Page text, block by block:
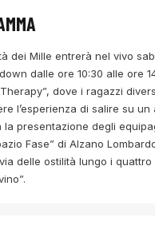
dei Mille entrerà nel vivo
dalle ore 10:30 alle ore
dove i ragazzi
l’esperienza di salire su un
la presentazione degli
Fase” di Alzano
delle ostilità lungo i quattro